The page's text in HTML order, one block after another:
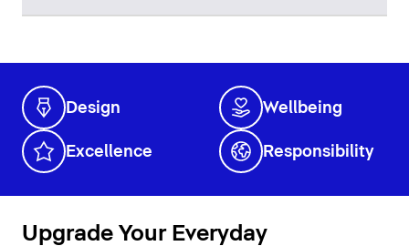
Design Wellbeing
Excellence Responsibility
Upgrade Your Everyday